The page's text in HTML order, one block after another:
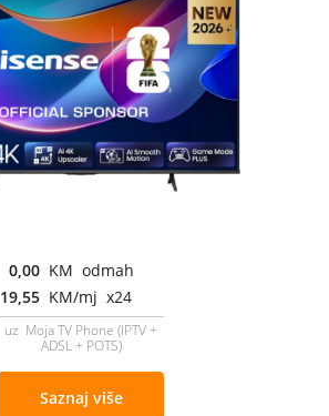
0,00 KM odmah
19,55 KM/mj x24
uz Moja TV Phone (IPTV +
ADSL + POTS)
Saznaj više